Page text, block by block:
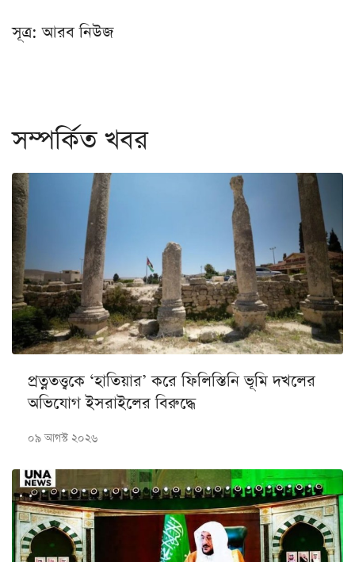
সূত্র: আরব নিউজ
সম্পর্কিত খবর
প্রত্নতত্ত্বকে ‘হাতিয়ার’ করে ফিলিস্তিনি ভূমি দখলের
অভিযোগ ইসরাইলের বিরুদ্ধে
০৯ আগস্ট ২০২৬